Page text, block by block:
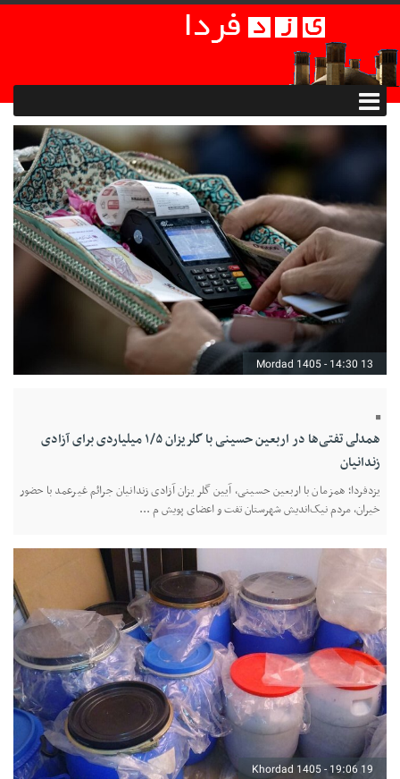
13 Mordad 1405 - 14:30
همدلی تفتی‌ها در اربعین حسینی با گلریزان ۱/۵ میلیاردی برای آزادی
زندانیان
یزدفردا؛ همزمان با اربعین حسینی، آیین گلریزان آزادی زندانیان جرائم غیرعمد با حضور
خیران، مردم نیک‌اندیش شهرستان تفت و اعضای پویش م ...
19 Khordad 1405 - 19:06